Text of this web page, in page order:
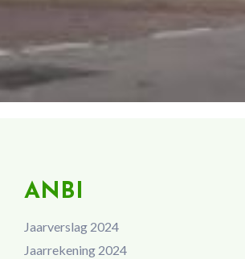
ANBI
Jaarverslag 2024
Jaarrekening 2024